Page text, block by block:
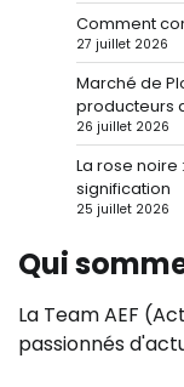
Comment
27 juillet 2026
Marché de
producteurs
26 juillet 2026
La rose
signification
25 juillet 2026
Qui
La Team AEF
passionnés